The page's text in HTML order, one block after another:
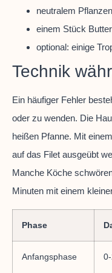
neutralem
einem Stück
optional: einige
Technik
Ein häufiger Fehler
oder zu wenden. Die
heißen Pfanne. Mit
auf das Filet ausgeübt
Manche Köche
Minuten mit einem
Phase
Anfangsphase